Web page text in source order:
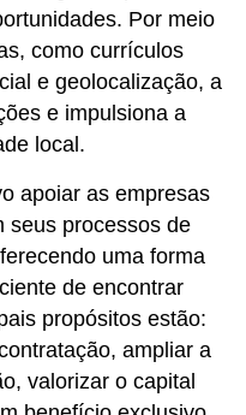
Por meio
como currículos
e geolocalização, a
e impulsiona a
local.
apoiar as empresas
seus processos de
uma forma
de encontrar
propósitos estão:
ampliar a
valorizar o capital